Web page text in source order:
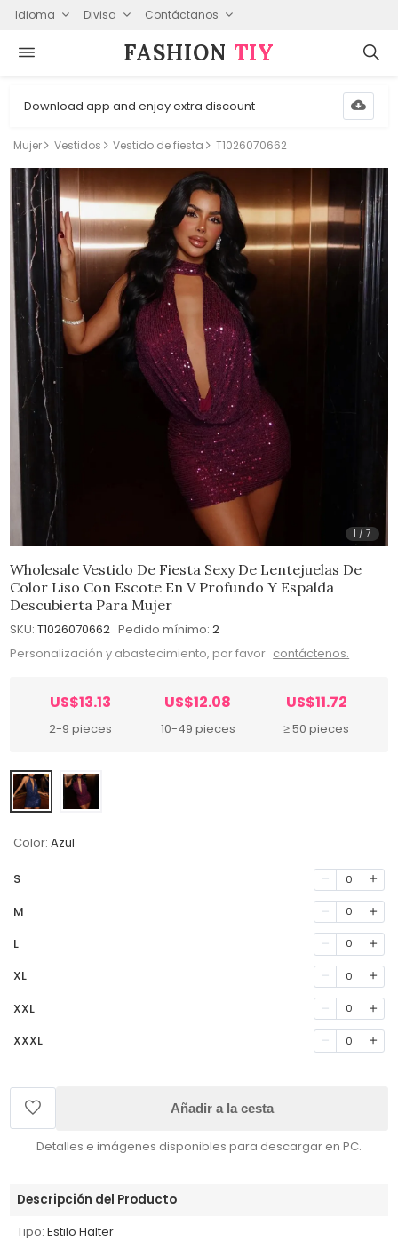
Idioma Divisa Contáctanos
FASHION⁠ TIY
Download app and enjoy extra discount
Mujer Vestidos Vestido de fiesta T1026070662
1 /7
Wholesale Vestido De Fiesta Sexy De Lentejuelas De
Color Liso Con Escote En V Profundo Y Espalda
Descubierta Para Mujer
SKU: T1026070662 Pedido mínimo: 2
Personalización y abastecimiento, por favor contáctenos.
US$13.13
2-9 pieces
US$12.08
10-49 pieces
US$11.72
≥ 50 pieces
Color: Azul
S 0
M 0
L 0
XL 0
XXL 0
XXXL 0
Añadir a la cesta
Detalles e imágenes disponibles para descargar en PC.
Descripción del Producto
Tipo: Estilo Halter